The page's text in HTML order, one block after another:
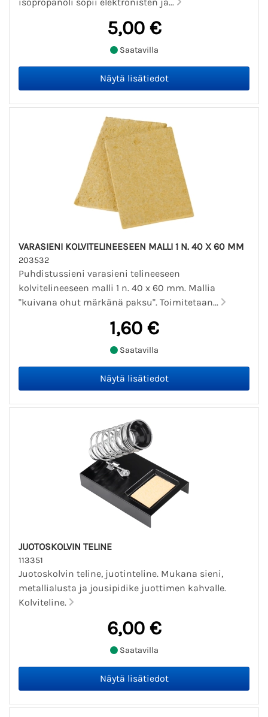
5,00 €
Saatavilla
VARASIENI KOLVITELINEESEEN MALLI 1 N. 40 X 60 MM
203532
Puhdistussieni varasieni telineeseen
kolvitelineeseen malli 1 n. 40 x 60 mm. Mallia
"kuivana ohut märkänä paksu". Toimitetaan...
1,60 €
Saatavilla
JUOTOSKOLVIN TELINE
113351
Juotoskolvin teline, juotinteline. Mukana sieni,
metallialusta ja jousipidike juottimen kahvalle.
Kolviteline.
6,00 €
Saatavilla